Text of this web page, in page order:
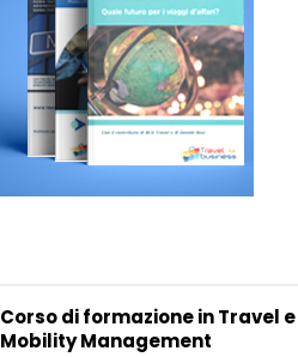
Corso di formazione in Travel e
Mobility Management